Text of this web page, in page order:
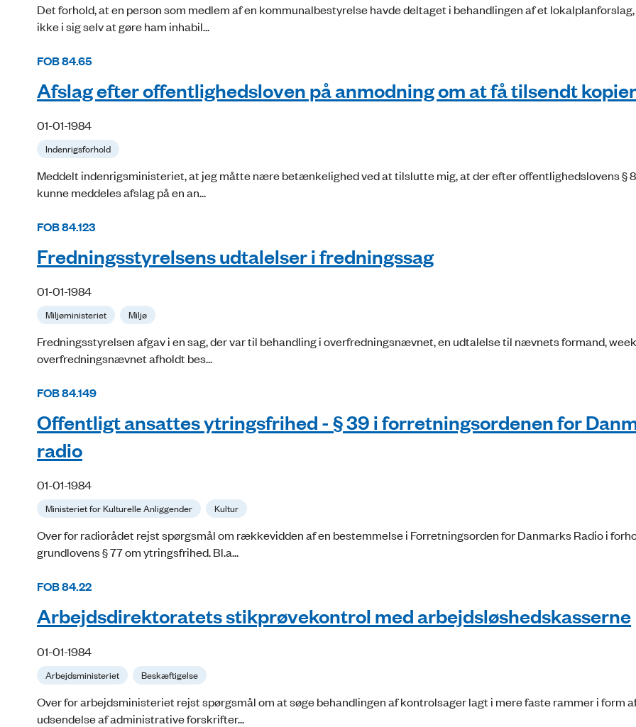
Det forhold, at en person som medlem af en kommunalbestyrelse havde deltaget i behandlingen af et
ikke i sig selv at gøre ham inhabil...
FOB 84.65
Afslag efter offentlighedsloven på anmodning om at få tilsendt kopier
01-01-1984
Indenrigsforhold
Meddelt indenrigsministeriet, at jeg måtte nære betænkelighed ved at tilslutte mig, at der efter offentlighedslovens §
kunne meddeles afslag på en an...
FOB 84.123
Fredningsstyrelsens udtalelser i fredningssag
01-01-1984
Miljøministeriet Miljø
Fredningsstyrelsen afgav i en sag, der var til behandling i overfredningsnævnet, en udtalelse til nævnets formand,
overfredningsnævnet afholdt bes...
FOB 84.149
Offentligt ansattes ytringsfrihed - § 39 i forretningsordenen for
radio
01-01-1984
Ministeriet for Kulturelle Anliggender Kultur
Over for radiorådet rejst spørgsmål om rækkevidden af en bestemmelse i Forretningsorden for Danmarks Radio i
grundlovens § 77 om ytringsfrihed. Bl.a...
FOB 84.22
Arbejdsdirektoratets stikprøvekontrol med arbejdsløshedskasserne
01-01-1984
Arbejdsministeriet Beskæftigelse
Over for arbejdsministeriet rejst spørgsmål om at søge behandlingen af kontrolsager lagt i mere faste rammer i form
udsendelse af administrative forskrifter...